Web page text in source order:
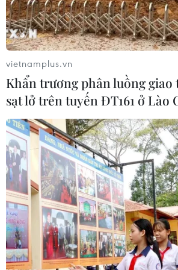
Bệnh viện Trung ương cho hay
có hơn 1 triệu trẻ em khám tại
bệnh nhân điều trị nội trú hơn
số ca phẫu thuật là 30.000 ca.
bệnh khó và phức tạp được
đơn vị nhi khoa trong khu vực
ra, trong năm qua bệnh viện đẩy
động như nghiên cứu khoa học,
đào tạo.
vietnamplus.vn
Khẩn trương phân luồng giao
sạt lở trên tuyến ĐT161 ở Lào